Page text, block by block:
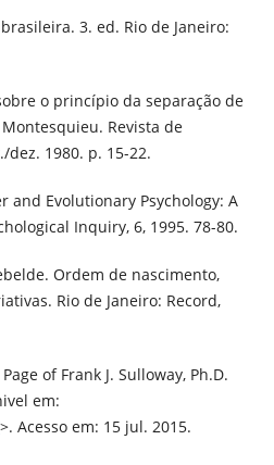
3. ed. Rio de Janeiro:
sobre o princípio da separação de
Revista de
1980. p. 15-22.
and Evolutionary Psychology: A
Inquiry, 6, 1995. 78-80.
Ordem de nascimento,
Rio de Janeiro: Record,
of Frank J. Sulloway, Ph.D.
em:
>. Acesso em: 15 jul. 2015.